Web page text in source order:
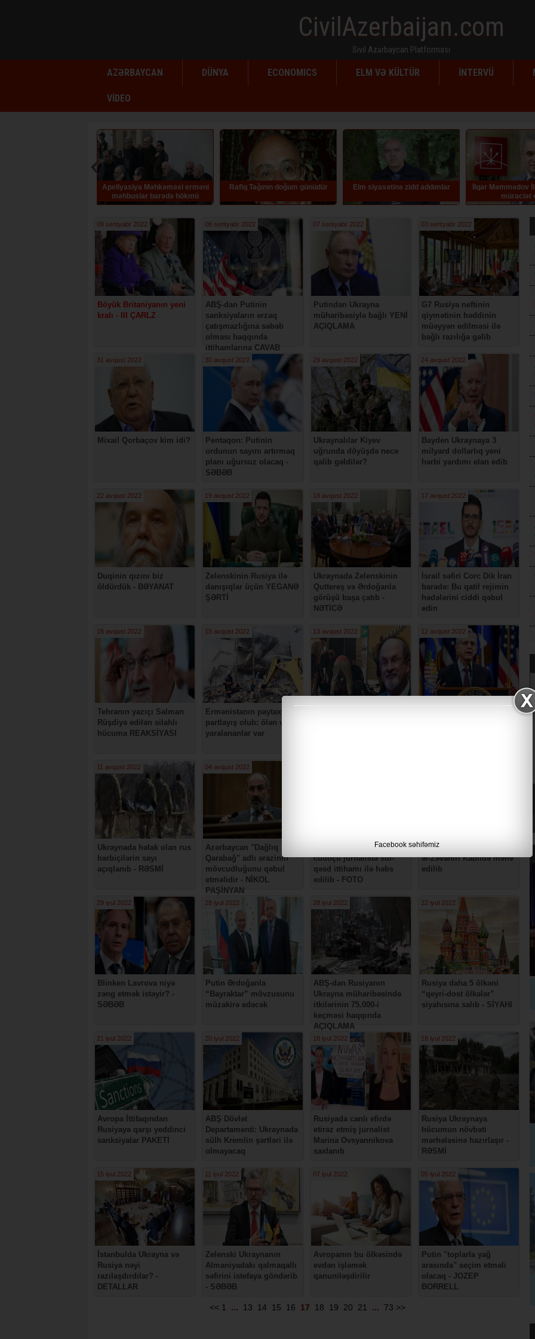
CivilAzerbaijan.com
Sivil Azərbaycan Platforması
AZƏRBAYCAN DÜNYA ECONOMICS ELM VƏ KÜLTÜR İNTERVÜ
VİDEO
Apellyasiya Məhkəməsi erməni
məhbuslar barədə hökmü
qüvvədə saxlayıb
Rafiq Tağının doğum günüdür Elm siyasətinə zidd addımlar
İlqar Məmmədov
müraciət edib
09 sentyabr 2022
Böyük Britaniyanın yeni
kralı - III ÇARLZ
08 sentyabr 2022
ABŞ-dan Putinin
sanksiyaların ərzaq
çatışmazlığına səbəb
olması haqqında
ittihamlarına CAVAB
07 sentyabr 2022
Putindən Ukrayna
müharibəsiylə bağlı YENİ
AÇIQLAMA
03 sentyabr 2022
G7 Rusiya neftinin
qiymətinin həddinin
müəyyən edilməsi ilə
bağlı razılığa gəlib
31 avqust 2022
Mixail Qorbaçov kim idi?
30 avqust 2022
Pentaqon: Putinin
ordunun sayını artırmaq
planı uğursuz olacaq -
SƏBƏB
29 avqust 2022
Ukraynalılar Kiyev
uğrunda döyüşdə necə
qalib gəldilər?
24 avqust 2022
Bayden Ukraynaya 3
milyard dollarlıq yeni
hərbi yardımı elan edib
22 avqust 2022
Duqinin qızını biz
öldürdük - BƏYANAT
19 avqust 2022
Zelenskinin Rusiya ilə
danışıqlar üçün YEGANƏ
ŞƏRTİ
18 avqust 2022
Ukraynada Zelenskinin
Quttereş və Ərdoğanla
görüşü başa çatıb -
NƏTİCƏ
17 avqust 2022
İsrail səfiri Corc Dik İran
barədə: Bu qatil rejimin
hədələrini ciddi qəbul
edin
15 avqust 2022
Tehranın yazıçı Salman
Rüşdiyə edilən silahlı
hücuma REAKSİYASI
15 avqust 2022
Ermənistanın paytaxtında
partlayış olub: ölən və
yaralananlar var
13 avqust 2022 12 avqust 2022
11 avqust 2022
Ukraynada həlak olan rus
hərbiçilərin sayı
açıqlanıb - RƏSMİ
04 avqust 2022
Azərbaycan "Dağlıq
Qarabağ" adlı ərazinin
mövcudluğunu qəbul
etməlidir - NİKOL
PAŞİNYAN
ABŞ-da azərbaycanlı
cüdoçu jurnalistə sui-
qəsd ittihamı ilə həbs
edilib - FOTO
Əl-Qaidənin lideri Ayman
əl-Zəvahiri Kabildə məhv
edilib
29 iyul 2022
Blinken Lavrova niyə
zəng etmək istəyir? -
SƏBƏB
28 iyul 2022
Putin Ərdoğanla
“Bayraktar” mövzusunu
müzakirə edəcək
28 iyul 2022
ABŞ-dan Rusiyanın
Ukrayna müharibəsində
itkilərinin 75.000-i
keçməsi haqqında
AÇIQLAMA
22 iyul 2022
Rusiya daha 5 ölkəni
“qeyri-dost ölkələr”
siyahısına salıb - SİYAHI
21 iyul 2022
Avropa İttifaqından
Rusiyaya qarşı yeddinci
sanksiyalar PAKETİ
20 iyul 2022
ABŞ Dövlət
Departamenti: Ukraynada
sülh Kremlin şərtləri ilə
olmayacaq
18 iyul 2022
Rusiyada canlı efirdə
etiraz etmiş jurnalist
Marina Ovsyannikova
saxlanıb
18 iyul 2022
Rusiya Ukraynaya
hücumun növbəti
mərhələsinə hazırlaşır -
RƏSMİ
15 iyul 2022
İstanbulda Ukrayna və
Rusiya nəyi
razılaşdırdılar? -
DETALLAR
11 iyul 2022
Zelenski Ukraynanın
Almaniyadakı qalmaqallı
səfirini istefaya göndərib
- SƏBƏB
07 iyul 2022
Avropanın bu ölkəsində
evdən işləmək
qanuniləşdirilir
05 iyul 2022
Putin "toplarla yağ
arasında" seçim etməli
olacaq - JOZEP
BORRELL
<< 1 ... 13 14 15 16 17 18 19 20 21 ... 73 >>
Facebook səhifəmiz